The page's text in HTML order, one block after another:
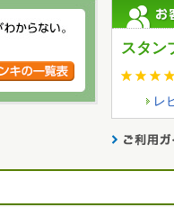
スタン
レ